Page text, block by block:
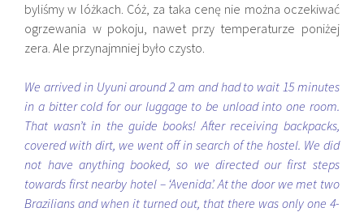
byliśmy w lóżkach. Cóż, za taka cenę nie można oczekiwać
ogrzewania w pokoju, nawet przy temperaturze poniżej
zera. Ale przynajmniej było czysto.
We arrived in Uyuni around 2 am and had to wait 15 minutes
in a bitter cold for our luggage to be unload into one room.
That wasn’t in the guide books! After receiving backpacks,
covered with dirt, we went off in search of the hostel. We did
not have anything booked, so we directed our first steps
towards first nearby hotel – ‘Avenida’. At the door we met two
Brazilians and when it turned out, that there was only one 4-